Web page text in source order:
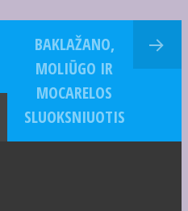
BAKLAŽANO,
MOLIŪGO IR
MOCARELOS
SLUOKSNIUOTIS